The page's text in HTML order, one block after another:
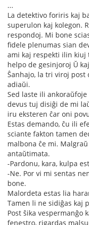
...
La detektivo foriris kaj
superulon kaj kolegon.
respondoj. Mi bone
fidele plenumas sian
ami kaj respekti ilin kiuj
helpo de gesinjoroj Ŭ
Ŝanhajo, la tri viroj
adiaŭi.
Sed laste ili
devus tuj disiĝi de mi
iru eksteren ĉar oni
Estas demando, ĉu ili
sciante fakton tamen
malbona ĉe mi.
antaŭtimata.
-Pardonu, kara, kulpa
-Ne. Por vi mi sentas
bone.
Malordeta estas lia
Tamen li ne sidiĝas kaj
Post ŝika vespermanĝo
fenestro, rigardas